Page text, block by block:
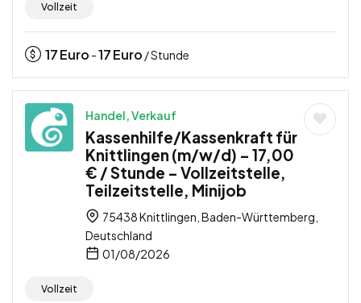
Vollzeit
17Euro -17Euro / Stunde
Handel, Verkauf
Kassenhilfe/Kassenkraft für
Knittlingen (m/w/d) – 17,00
€ / Stunde – Vollzeitstelle,
Teilzeitstelle, Minijob
75438 Knittlingen, Baden-Württemberg,
Deutschland
01/08/2026
Vollzeit